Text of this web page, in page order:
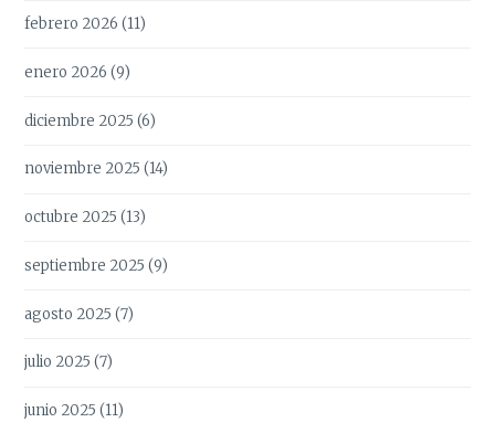
febrero 2026 (11)
enero 2026 (9)
diciembre 2025 (6)
noviembre 2025 (14)
octubre 2025 (13)
septiembre 2025 (9)
agosto 2025 (7)
julio 2025 (7)
junio 2025 (11)